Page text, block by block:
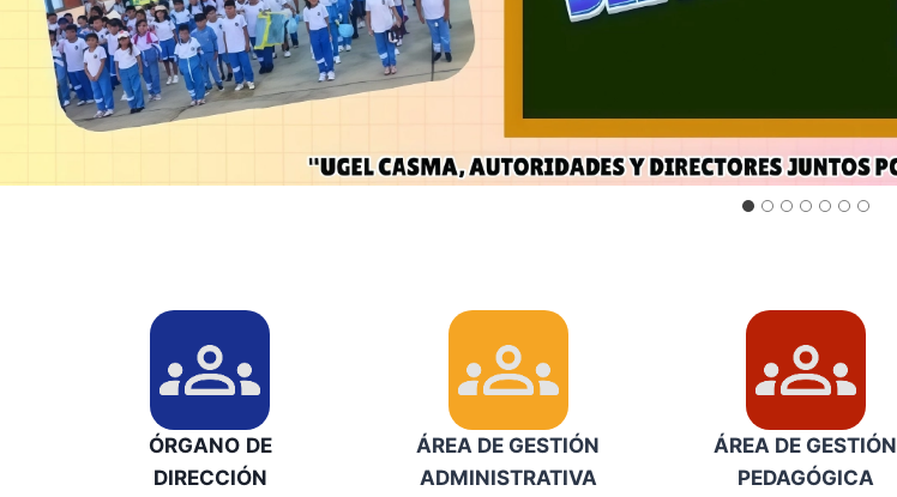
ÓRGANO DE
DIRECCIÓN
ÁREA DE GESTIÓN
ADMINISTRATIVA
ÁREA DE GESTIÓN
PEDAGÓGICA